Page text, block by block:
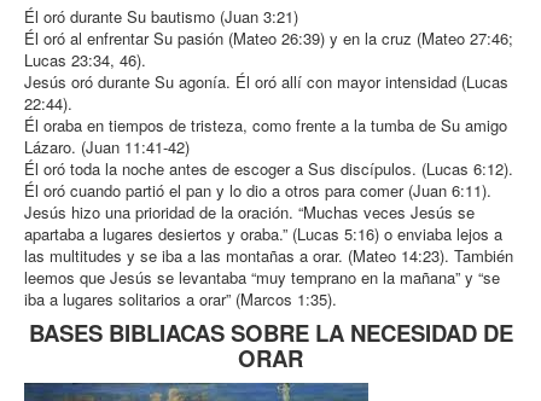
Él oró durante Su bautismo (Juan 3:21)
Él oró al enfrentar Su pasión (Mateo 26:39) y en la cruz (Mateo 27:46;
Lucas 23:34, 46).
Jesús oró durante Su agonía. Él oró allí con mayor intensidad (Lucas
22:44).
Él oraba en tiempos de tristeza, como frente a la tumba de Su amigo
Lázaro. (Juan 11:41-42)
Él oró toda la noche antes de escoger a Sus discípulos. (Lucas 6:12).
Él oró cuando partió el pan y lo dio a otros para comer (Juan 6:11).
Jesús hizo una prioridad de la oración. “Muchas veces Jesús se
apartaba a lugares desiertos y oraba.” (Lucas 5:16) o enviaba lejos a
las multitudes y se iba a las montañas a orar. (Mateo 14:23). También
leemos que Jesús se levantaba “muy temprano en la mañana” y “se
iba a lugares solitarios a orar” (Marcos 1:35).
BASES BIBLIACAS SOBRE LA NECESIDAD DE
ORAR